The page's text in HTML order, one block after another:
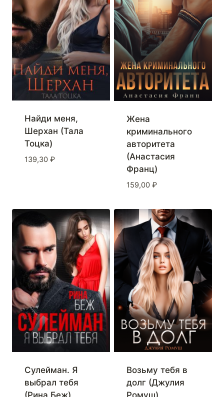
Найди меня,
Шерхан (Тала
Тоцка)
139,30 ₽
Жена
криминального
авторитета
(Анастасия
Франц)
159,00 ₽
Сулейман. Я
выбрал тебя
Возьму тебя в
долг (Джулия